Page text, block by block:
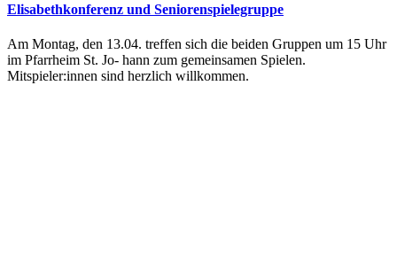
Elisabethkonferenz und Seniorenspielegruppe
Am Montag, den 13.04. treffen sich die beiden Gruppen um 15 Uhr
im Pfarrheim St. Jo- hann zum gemeinsamen Spielen.
Mitspieler:innen sind herzlich willkommen.